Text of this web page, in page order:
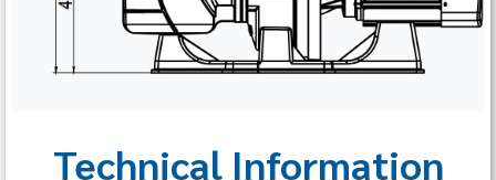
Technical Information